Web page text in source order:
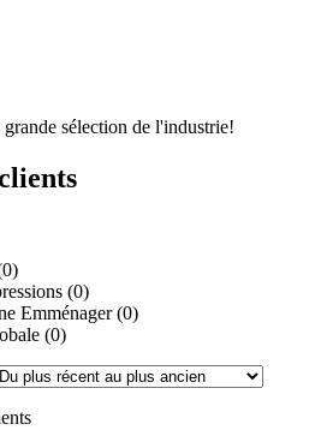
sélection de l'industrie!
(0)
Emménager (0)
(0)